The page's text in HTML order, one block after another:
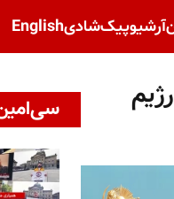
آرشیوپیک‌شادیEnglish